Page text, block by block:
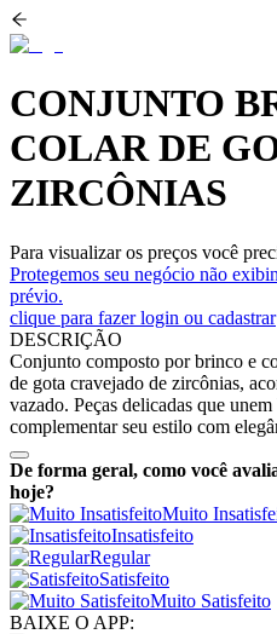
CONJUNTO
COLAR DE
ZIRCÔNIAS
Para visualizar os preços você
Protegemos seu negócio não
prévio.
clique para fazer login ou cadastrar
DESCRIÇÃO
Conjunto composto por brinco e
de gota cravejado de zircônias,
vazado. Peças delicadas que
complementar seu estilo com
De forma geral, como você
hoje?
Muito
Insatisfeito
Regular
Satisfeito
Muito Satisfeito
BAIXE O APP: